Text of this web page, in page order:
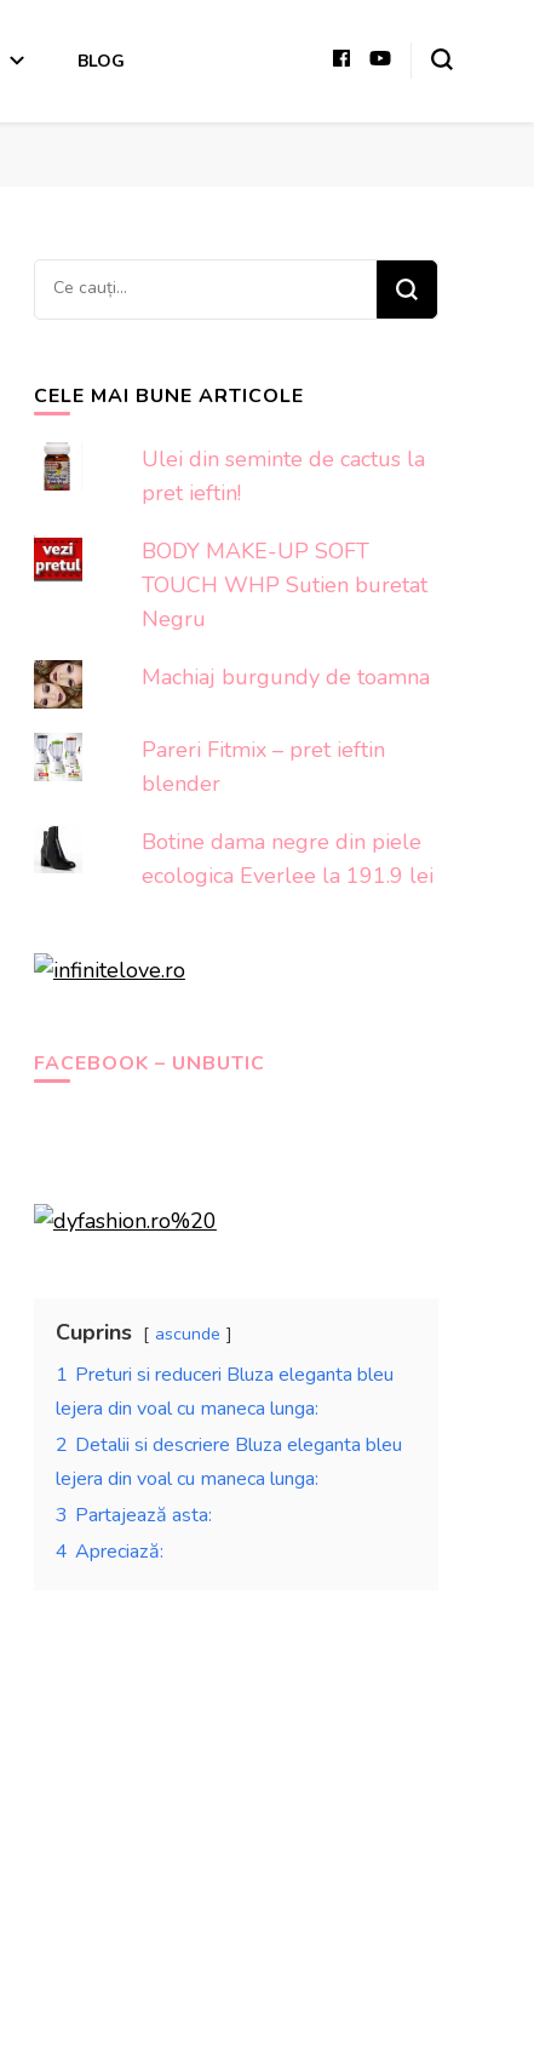
BLOG
Cauți
ceva?
CELE MAI BUNE ARTICOLE
Ulei din seminte de cactus la
pret ieftin!
BODY MAKE-UP SOFT
TOUCH WHP Sutien buretat
Negru
Machiaj burgundy de toamna
Pareri Fitmix – pret ieftin
blender
Botine dama negre din piele
ecologica Everlee la 191.9 lei
FACEBOOK – UNBUTIC
Cuprins ascunde
1 Preturi si reduceri Bluza eleganta bleu
lejera din voal cu maneca lunga:
2 Detalii si descriere Bluza eleganta bleu
lejera din voal cu maneca lunga:
3 Partajează asta:
4 Apreciază: